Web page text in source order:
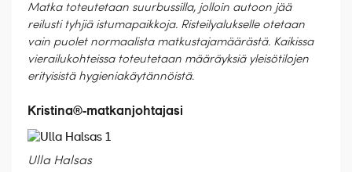
Matka toteutetaan suurbussilla, jolloin autoon jää
reilusti tyhjiä istumapaikkoja. Risteilyalukselle otetaan
vain puolet normaalista matkustajamäärästä. Kaikissa
vierailukohteissa toteutetaan määräyksiä yleisötilojen
erityisistä hygieniakäytännöistä.
Kristina®-matkanjohtajasi
Ulla Halsas